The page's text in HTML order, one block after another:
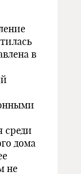
в
среди
дома
не